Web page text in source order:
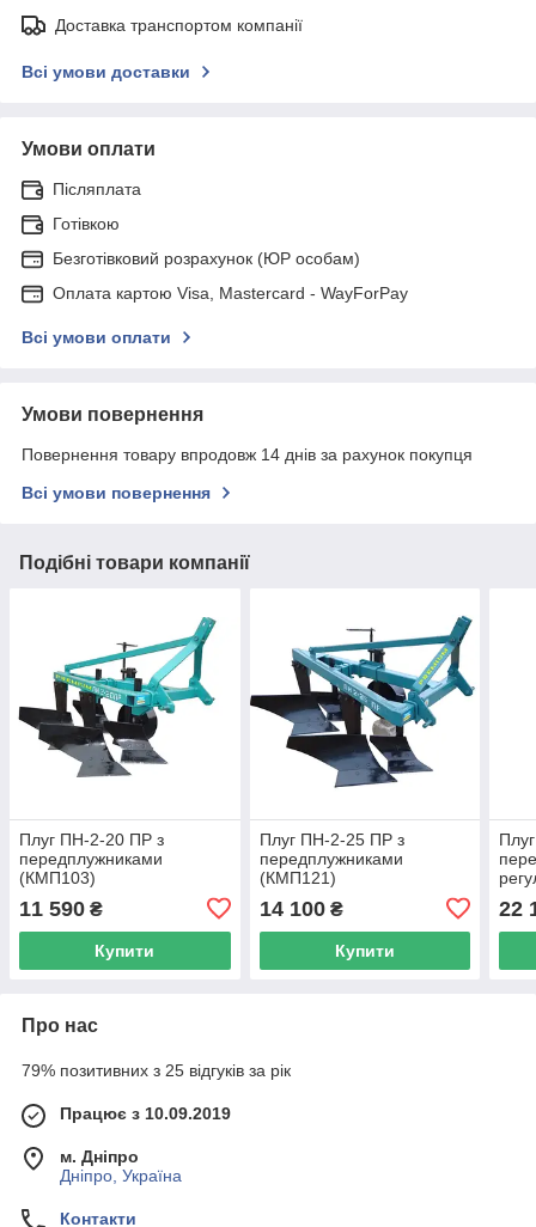
Доставка транспортом компанії
Всі умови доставки
Умови оплати
Післяплата
Готівкою
Безготівковий розрахунок (ЮР особам)
Оплата картою Visa, Mastercard - WayForPay
Всі умови оплати
Умови повернення
Повернення товару впродовж 14 днів за рахунок покупця
Всі умови повернення
Подібні товари компанії
Плуг ПН-2-20 ПР з
передплужниками
(КМП103)
11 590 ₴
Купити
Плуг ПН-2-25 ПР з
передплужниками
(КМП121)
14 100₴
Купити
22
Про нас
79% позитивних з 25 відгуків за рік
Працює з 10.09.2019
м. Дніпро
Дніпро, Україна
Контакти